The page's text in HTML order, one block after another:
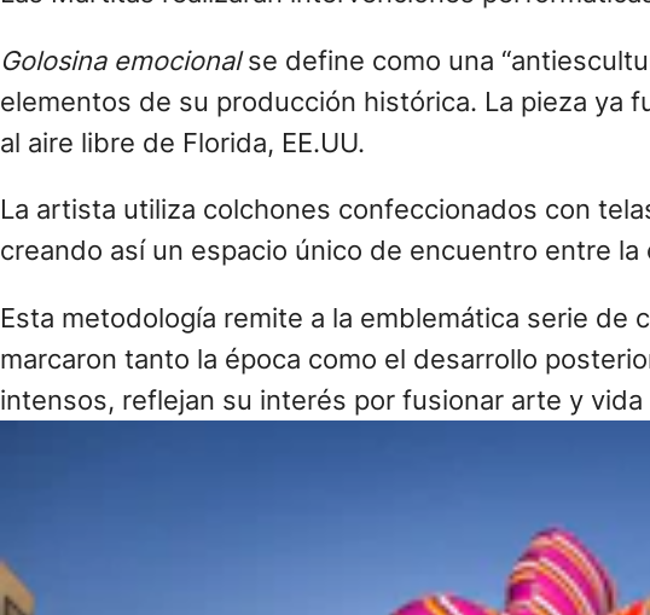
Golosina emocionalse define como una
elementos de su producción histórica. La pieza ya
al aire libre de Florida, EE.UU.
La artista utiliza colchones confeccionados con
creando así un espacio único de encuentro entre la
Esta metodología remite a la emblemática serie
marcaron tanto la época como el desarrollo
intensos, reflejan su interés por fusionar arte y